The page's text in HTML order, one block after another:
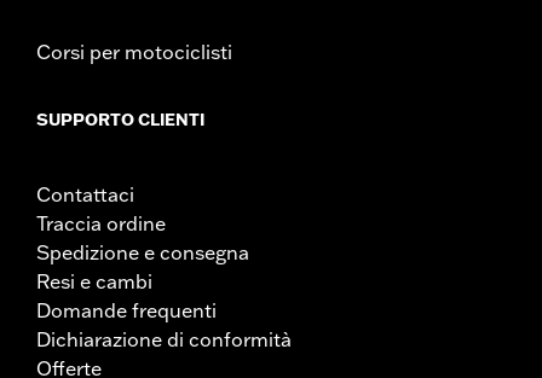
Corsi per motociclisti
SUPPORTO CLIENTI
Contattaci
Traccia ordine
Spedizione e consegna
Resi e cambi
Domande frequenti
Dichiarazione di conformità
Offerte